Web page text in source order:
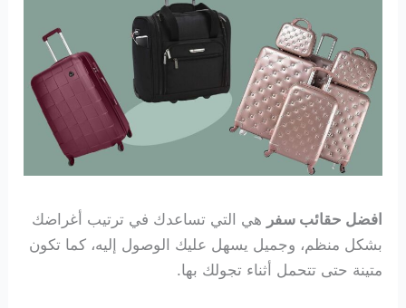
افضل حقائب سفر هي التي تساعدك في ترتيب أغراضك
بشكل منظم، وجميل يسهل عليك الوصول إليه، كما تكون
متينة حتى تتحمل أثناء تجولك بها.